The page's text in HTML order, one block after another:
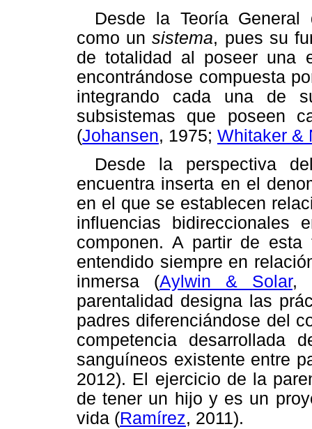
Desde la Teoría
como unsistema, pues su
de totalidad al poseer una
encontrándose compuesta
integrando cada una de
subsistemas que poseen
(Johansen, 1975; Whitaker &
Desde la perspectiva
encuentra inserta en el
en el que se establecen
influencias bidireccionales
componen. A partir de
entendido siempre en
inmersa (Aylwin & Solar,
parentalidad designa las
padres diferenciándose del
competencia desarrollada
sanguíneos existente entre
2012). El ejercicio de la
de tener un hijo y es un
vida (Ramírez, 2011).